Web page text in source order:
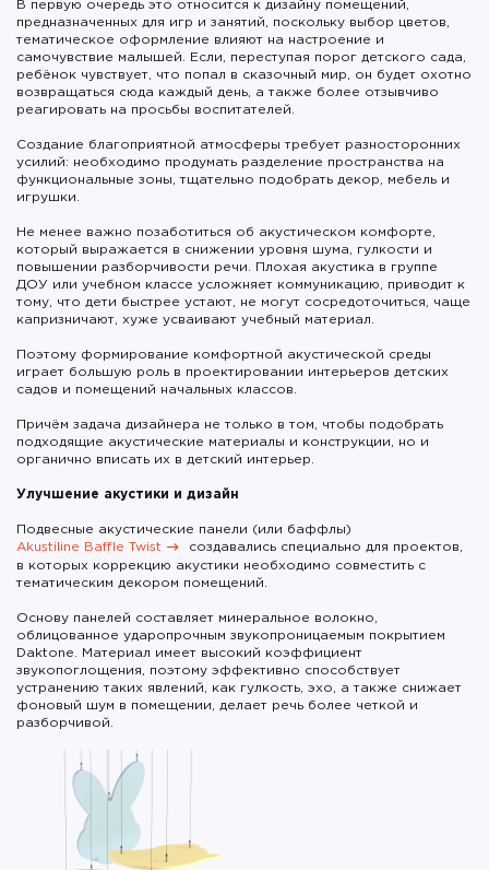
В первую очередь это относится к дизайну помещений,
предназначенных для игр и занятий, поскольку выбор цветов,
тематическое оформление влияют на настроение и
самочувствие малышей. Если, переступая порог детского сада,
ребёнок чувствует, что попал в сказочный мир, он будет охотно
возвращаться сюда каждый день, а также более отзывчиво
реагировать на просьбы воспитателей.
Создание благоприятной атмосферы требует разносторонних
усилий: необходимо продумать разделение пространства на
функциональные зоны, тщательно подобрать декор, мебель и
игрушки.
Не менее важно позаботиться об акустическом комфорте,
который выражается в снижении уровня шума, гулкости и
повышении разборчивости речи. Плохая акустика в группе
ДОУ или учебном классе усложняет коммуникацию, приводит к
тому, что дети быстрее устают, не могут сосредоточиться, чаще
капризничают, хуже усваивают учебный материал.
Поэтому формирование комфортной акустической среды
играет большую роль в проектировании интерьеров детских
садов и помещений начальных классов.
Причём задача дизайнера не только в том, чтобы подобрать
подходящие акустические материалы и конструкции, но и
органично вписать их в детский интерьер.
Улучшение акустики и дизайн
Подвесные акустические панели (или баффлы)
Akustiline Baffle Twist
создавались специально для проектов,
в которых коррекцию акустики необходимо совместить с
тематическим декором помещений.
Основу панелей составляет минеральное волокно,
облицованное ударопрочным звукопроницаемым покрытием
Daktone. Материал имеет высокий коэффициент
звукопоглощения, поэтому эффективно способствует
устранению таких явлений, как гулкость, эхо, а также снижает
фоновый шум в помещении, делает речь более четкой и
разборчивой.